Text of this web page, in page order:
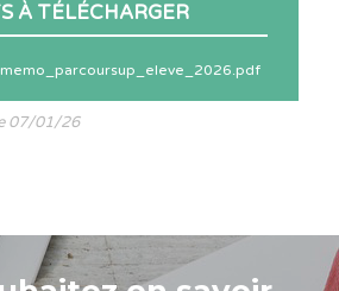
À TÉLÉCHARGER
07/01/26